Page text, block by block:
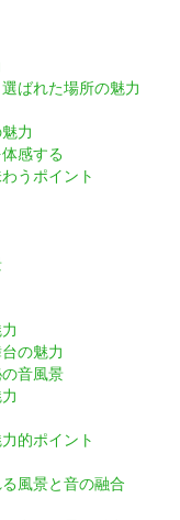
ばれた場所の魅力
力
感する
うポイント
の魅力
音風景
的ポイント
風景と音の融合